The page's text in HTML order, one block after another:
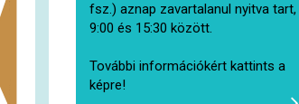
fsz.) aznap zavartalanul nyitva tart,
9:00 és 15:30 között.
További információkért kattints a
képre!